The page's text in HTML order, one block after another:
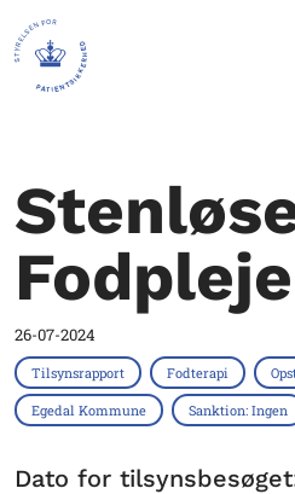
Fodpleje
26-07-2024
Tilsynsrapport Fodterapi
Egedal Kommune Sanktion: Ingen
Dato for